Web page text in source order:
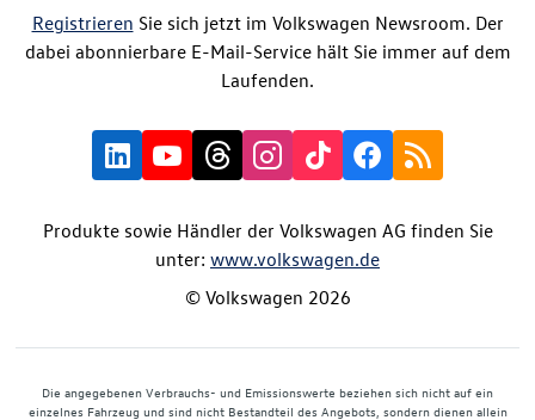
Registrieren Sie sich jetzt im Volkswagen Newsroom. Der
dabei abonnierbare E-Mail-Service hält Sie immer auf dem
Laufenden.
Produkte sowie Händler der Volkswagen AG finden Sie
unter: www.volkswagen.de
© Volkswagen 2026
Die angegebenen Verbrauchs- und Emissionswerte beziehen sich nicht auf ein
einzelnes Fahrzeug und sind nicht Bestandteil des Angebots, sondern dienen allein